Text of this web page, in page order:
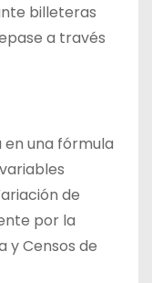
billeteras
a través
en una fórmula
de
por la
y Censos de